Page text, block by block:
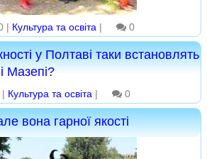
| Культура та освіта | 0
у Полтаві таки встановлять
Мазепі?
| Культура та освіта | 0
вона гарної якості